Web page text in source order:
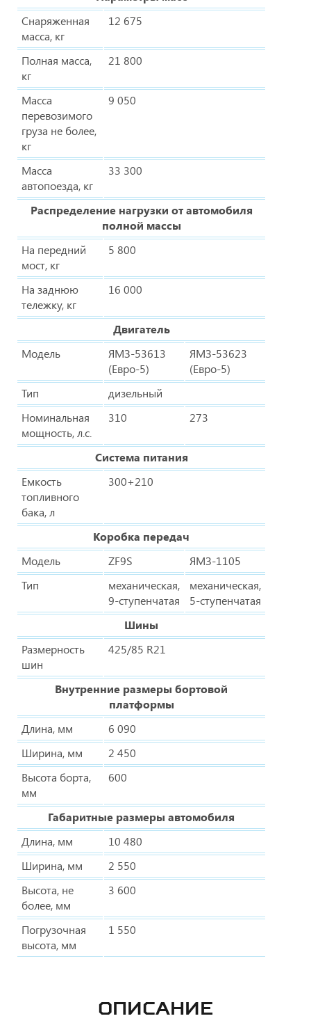
Снаряженная
масса, кг
12 675
Полная масса,
кг
21 800
Масса
перевозимого
груза не более,
кг
9 050
Масса
автопоезда, кг
33 300
Распределение нагрузки от автомобиля
полной массы
На передний
мост, кг
5 800
На заднюю
тележку, кг
16 000
Двигатель
Модель
ЯМЗ-53613
(Евро-5)
ЯМЗ-53623
(Евро-5)
Тип
дизельный
Номинальная
мощность, л.с.
310 273
Система питания
Емкость
топливного
бака, л
300+210
Коробка передач
Модель
ZF9S
ЯМЗ-1105
Тип
механическая,
9-ступенчатая
механическая,
5-ступенчатая
Шины
Размерность
шин
425/85 R21
Внутренние размеры бортовой
платформы
Длина, мм
6 090
Ширина, мм
2 450
Высота борта,
мм
600
Габаритные размеры автомобиля
Длина, мм
10 480
Ширина, мм
2 550
Высота, не
более, мм
3 600
Погрузочная
высота, мм
1 550
ОПИСАНИЕ